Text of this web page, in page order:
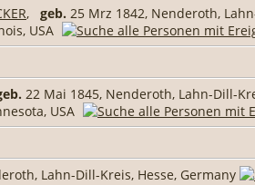
, geb. 25 Mrz 1842, Nenderoth,
USA
22 Mai 1845, Nenderoth, Lahn-Dill-
USA
Lahn-Dill-Kreis, Hesse, Germany